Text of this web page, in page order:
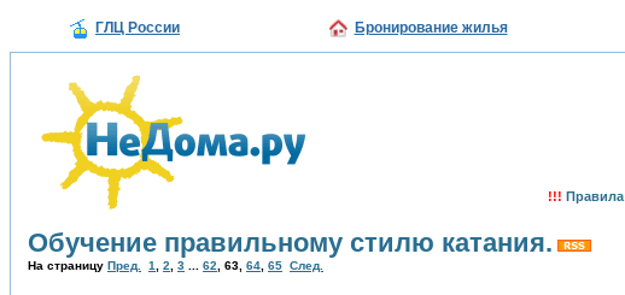
ГЛЦ России Бронирование жилья
!!! Правила
Обучение правильному стилю катания.
На страницу Пред. 1 2 3 62 63 64 65 След.